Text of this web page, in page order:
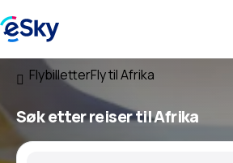
FlybilletterFly til Afrika
Søk etter reiser til Afrika